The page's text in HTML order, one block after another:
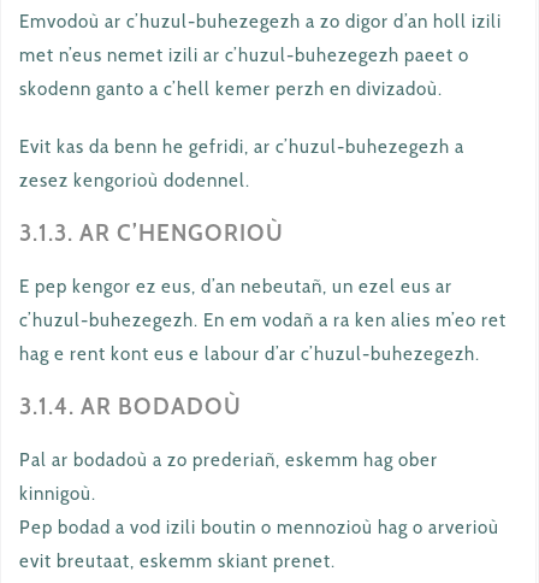
Emvodoù ar c’huzul-buhezegezh a zo digor d’an holl izili
met n’eus nemet izili ar c’huzul-buhezegezh paeet o
skodenn ganto a c’hell kemer perzh en divizadoù.
Evit kas da benn he gefridi, ar c’huzul-buhezegezh a
zesez kengorioù dodennel.
3.1.3. AR C’HENGORIOÙ
E pep kengor ez eus, d’an nebeutañ, un ezel eus ar
c’huzul-buhezegezh. En em vodañ a ra ken alies m’eo ret
hag e rent kont eus e labour d’ar c’huzul-buhezegezh.
3.1.4. AR BODADOÙ
Pal ar bodadoù a zo prederiañ, eskemm hag ober
kinnigoù.
Pep bodad a vod izili boutin o mennozioù hag o arverioù
evit breutaat, eskemm skiant prenet.